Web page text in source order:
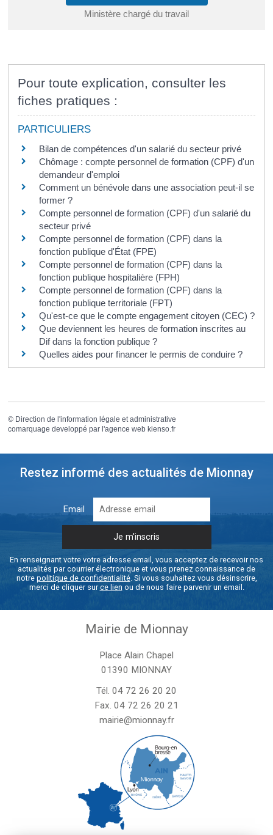
Ministère chargé du travail
Pour toute explication, consulter les
fiches pratiques :
PARTICULIERS
Bilan de compétences d'un salarié du secteur privé
Chômage : compte personnel de formation (CPF) d'un
demandeur d'emploi
Comment un bénévole dans une association peut-il se
former ?
Compte personnel de formation (CPF) d'un salarié du
secteur privé
Compte personnel de formation (CPF) dans la
fonction publique d'État (FPE)
Compte personnel de formation (CPF) dans la
fonction publique hospitalière (FPH)
Compte personnel de formation (CPF) dans la
fonction publique territoriale (FPT)
Qu'est-ce que le compte engagement citoyen (CEC) ?
Que deviennent les heures de formation inscrites au
Dif dans la fonction publique ?
Quelles aides pour financer le permis de conduire ?
© Direction de l'information légale et administrative
comarquage developpé par l'agence web kienso.fr
Restez informé des actualités de Mionnay
Email
En renseignant votre votre adresse email, vous acceptez de recevoir nos
actualités par courrier électronique et vous prenez connaissance de
notre politique de confidentialité. Si vous souhaitez vous désinscrire,
merci de cliquer surce lien ou de nous faire parvenir un email.
Mairie de Mionnay
Place Alain Chapel
01390 MIONNAY
Tél. 04 72 26 20 20
Fax. 04 72 26 20 21
mairie@mionnay.fr